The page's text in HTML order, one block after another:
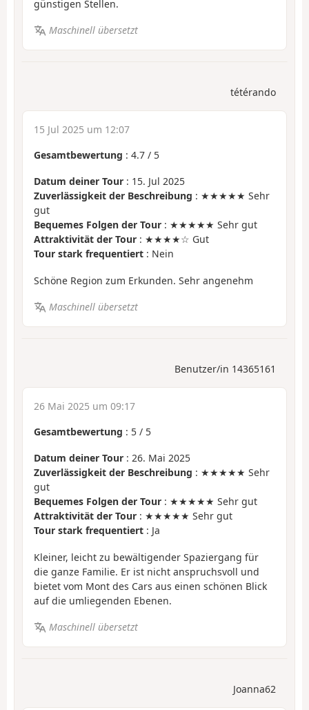
günstigen Stellen.
Maschinell übersetzt
tétérando
15 Jul 2025 um 12:07
Gesamtbewertung : 4.7 / 5
Datum deiner Tour : 15. Jul 2025
Zuverlässigkeit der Beschreibung : ★★★★★ Sehr
gut
Bequemes Folgen der Tour : ★★★★★ Sehr gut
Attraktivität der Tour : ★★★★☆ Gut
Tour stark frequentiert : Nein
Schöne Region zum Erkunden. Sehr angenehm
Maschinell übersetzt
Benutzer/in 14365161
26 Mai 2025 um 09:17
Gesamtbewertung : 5 / 5
Datum deiner Tour : 26. Mai 2025
Zuverlässigkeit der Beschreibung : ★★★★★ Sehr
gut
Bequemes Folgen der Tour : ★★★★★ Sehr gut
Attraktivität der Tour : ★★★★★ Sehr gut
Tour stark frequentiert : Ja
Kleiner, leicht zu bewältigender Spaziergang für
die ganze Familie. Er ist nicht anspruchsvoll und
bietet vom Mont des Cars aus einen schönen Blick
auf die umliegenden Ebenen.
Maschinell übersetzt
Joanna62